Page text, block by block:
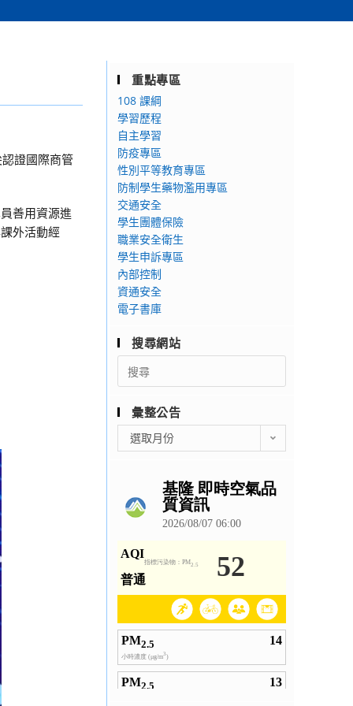
證國際商管
善用資源進
外活動經
重點專區
108 課綱
學習歷程
自主學習
防疫專區
性別平等教育專區
防制學生藥物濫用專區
交通安全
學生團體保險
職業安全衛生
學生申訴專區
內部控制
資通安全
電子書庫
搜尋網站
Search
for:
彙整公告
整
選取月份